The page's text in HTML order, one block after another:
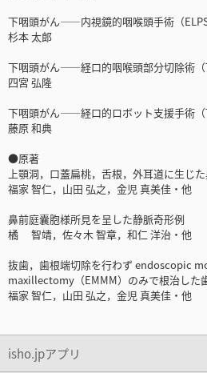
下咽頭がん――内視鏡的咽喉頭手術（ELPS
杉本 太郎
下咽頭がん――経口的咽喉頭部分切除術（
四宮 弘隆
下咽頭がん――経口的ロボット支援手術（
藤原 和典
●原著
上顎洞，口蓋扁桃，舌根，外耳道に生じ
福家 智仁，山田 弘之，金児 真美佳・他
鼻前庭囊胞様所見を呈した静脈奇形例
橘 智靖，佐々木 智章，和仁 洋治・他
抜歯，歯根端切除を行わず endoscopic
maxillectomy（EMMM）のみで根治した
福家 智仁，山田 弘之，金児 真美佳・他
isho.jpアプリ